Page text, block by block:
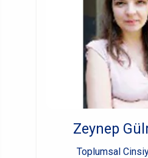
Zeynep
Toplumsal